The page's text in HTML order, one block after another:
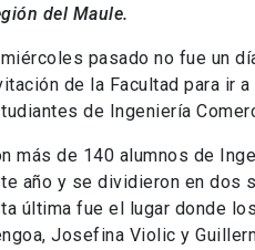
del Maule.
miércoles pasado no fue un
de la Facultad para ir
de Ingeniería
más de 140 alumnos de
año y se dividieron en dos
última fue el lugar donde
Josefina Violic y